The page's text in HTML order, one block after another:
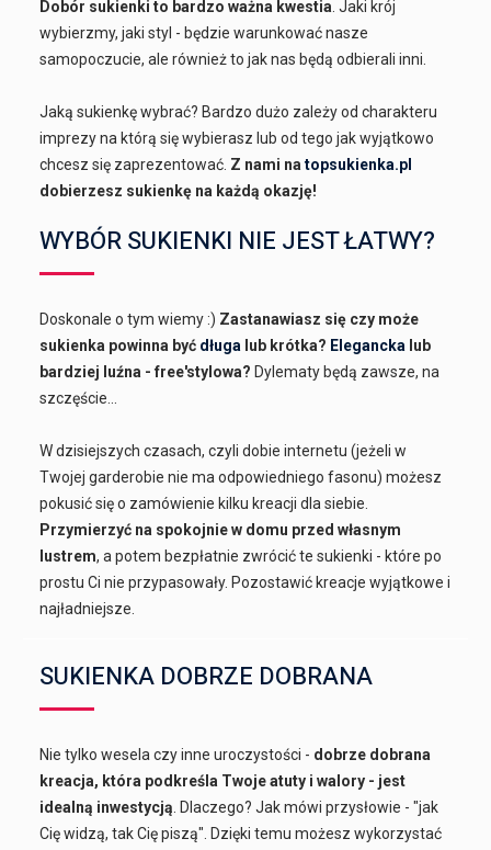
Dobór sukienki to bardzo ważna kwestia. Jaki krój
wybierzmy, jaki styl - będzie warunkować nasze
samopoczucie, ale również to jak nas będą odbierali inni.
Jaką sukienkę wybrać? Bardzo dużo zależy od charakteru
imprezy na którą się wybierasz lub od tego jak wyjątkowo
chcesz się zaprezentować. Z nami natopsukienka.pl
dobierzesz sukienkę na każdą okazję!
WYBÓR SUKIENKI NIE JEST ŁATWY?
Doskonale o tym wiemy :) Zastanawiasz się czy może
sukienka powinna być długa lub krótka? Elegancka lub
bardziej luźna - free'stylowa? Dylematy będą zawsze, na
szczęście...
W dzisiejszych czasach, czyli dobie internetu (jeżeli w
Twojej garderobie nie ma odpowiedniego fasonu) możesz
pokusić się o zamówienie kilku kreacji dla siebie.
Przymierzyć na spokojnie w domu przed własnym
lustrem, a potem bezpłatnie zwrócić te sukienki - które po
prostu Ci nie przypasowały. Pozostawić kreacje wyjątkowe i
najładniejsze.
SUKIENKA DOBRZE DOBRANA
Nie tylko wesela czy inne uroczystości - dobrze dobrana
kreacja, która podkreśla Twoje atuty i walory - jest
idealną inwestycją. Dlaczego? Jak mówi przysłowie - "jak
Cię widzą, tak Cię piszą". Dzięki temu możesz wykorzystać